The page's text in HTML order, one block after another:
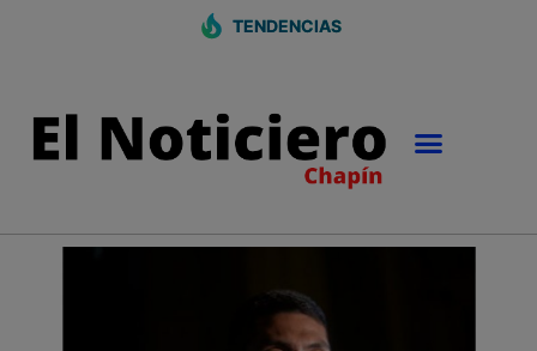
TENDENCIAS